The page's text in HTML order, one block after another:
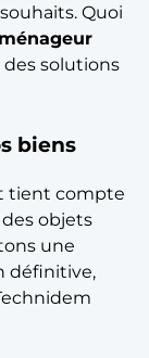
Quoi
solutions
biens
tient compte
des objets
une
définitive,